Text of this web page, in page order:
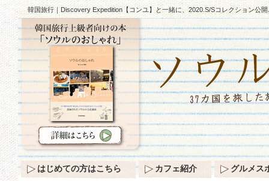
韓国旅行｜Discovery Expedition【コンユ】と一緒に、2020.S/Sコレクション公開
はじめての方はこちら カフェ紹介 グルメス